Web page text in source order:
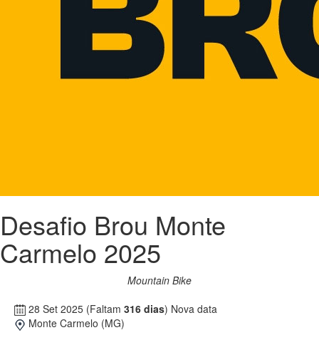
Desafio Brou Monte
Carmelo 2025
Mountain Bike
28 Set 2025 (Faltam 316 dias) Nova data
Monte Carmelo (MG)